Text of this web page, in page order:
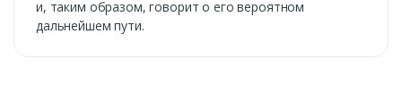
и, таким образом, говорит о его вероятном
дальнейшем пути.